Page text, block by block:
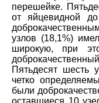
перешейке.
от яйцевидной
узлов (18,1%)
широкую, при
Пятьдесят шесть
четко
были
оставшиеся 10